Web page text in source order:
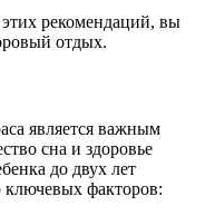
рекомендаций, вы
отдых.
является важным
сна и здоровье
до двух лет
ключевых факторов: